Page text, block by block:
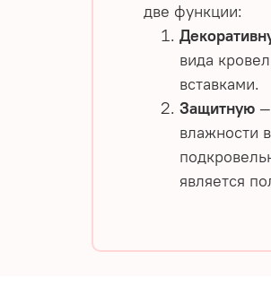
две функции:
вида
вставками.
Защитную
влажности
является